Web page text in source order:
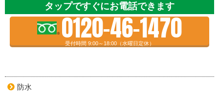
タップですぐにお電話できます
0120-46-1470
受付時間 9:00～18:00（水曜日定休）
防水